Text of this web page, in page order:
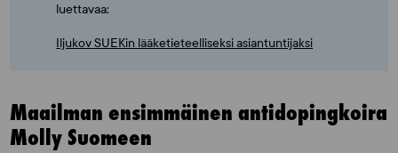
luettavaa:
Iljukov SUEKin lääketieteelliseksi asiantuntijaksi
Maailman ensimmäinen antidopingkoira
Molly Suomeen